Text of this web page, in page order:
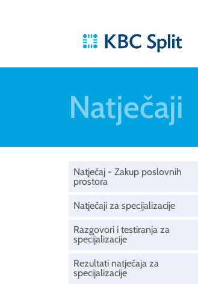
Natječaji
Natječaj - Zakup poslovnih
prostora
Natječaji za specijalizacije
Razgovori i testiranja za
specijalizacije
Rezultati natječaja za
specijalizacije